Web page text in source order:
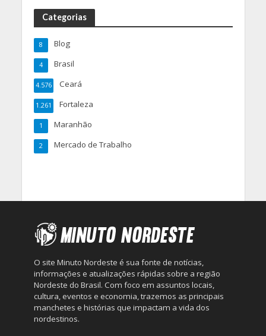
Categorias
Blog
8
Brasil
4
Ceará
4.576
Fortaleza
1.261
Maranhão
1
Mercado de Trabalho
2
O site Minuto Nordeste é sua fonte de notícias,
informações e atualizações rápidas sobre a região
Nordeste do Brasil. Com foco em assuntos locais,
cultura, eventos e economia, trazemos as principais
manchetes e histórias que impactam a vida dos
nordestinos.